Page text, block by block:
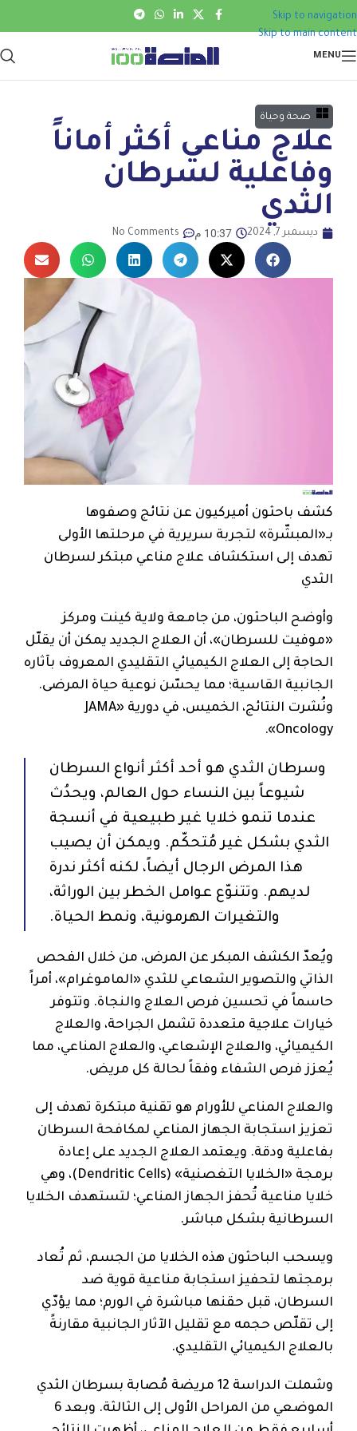
Skip to navigation
Skip to main content
MENU
صحة وحياة
علاج مناعي أكثر أماناً
وفاعلية لسرطان
الثدي
ديسمبر 7, 2024 10:37 م No Comments
كشف باحثون أميركيون عن نتائج وصفوها
بـ«المبشّرة» لتجربة سريرية في مرحلتها الأولى
تهدف إلى استكشاف علاج مناعي مبتكر لسرطان
الثدي
وأوضح الباحثون، من جامعة ولاية كينت ومركز
«موفيت للسرطان»، أن العلاج الجديد يمكن أن يقلّل
الحاجة إلى العلاج الكيميائي التقليدي المعروف بآثاره
الجانبية القاسية؛ مما يحسّن نوعية حياة المرضى.
ونُشرت النتائج، الخميس، في دورية «JAMA
Oncology».
وسرطان الثدي هو أحد أكثر أنواع السرطان
شيوعاً بين النساء حول العالم، ويحدُث
عندما تنمو خلايا غير طبيعية في أنسجة
الثدي بشكل غير مُتحكّم. ويمكن أن يصيب
هذا المرض الرجال أيضاً، لكنه أكثر ندرة
لديهم. وتتنوّع عوامل الخطر بين الوراثة،
والتغيرات الهرمونية، ونمط الحياة.
ويُعدّ الكشف المبكر عن المرض، من خلال الفحص
الذاتي والتصوير الشعاعي للثدي «الماموغرام»، أمراً
حاسماً في تحسين فرص العلاج والنجاة. وتتوفر
خيارات علاجية متعددة تشمل الجراحة، والعلاج
الكيميائي، والعلاج الإشعاعي، والعلاج المناعي، مما
يُعزز فرص الشفاء وفقاً لحالة كل مريض.
والعلاج المناعي للأورام هو تقنية مبتكرة تهدف إلى
تعزيز استجابة الجهاز المناعي لمكافحة السرطان
بفاعلية ودقة. ويعتمد العلاج الجديد على إعادة
برمجة «الخلايا التغصنية» (Dendritic Cells)، وهي
خلايا مناعية تُحفز الجهاز المناعي؛ لتستهدف الخلايا
السرطانية بشكل مباشر.
ويسحب الباحثون هذه الخلايا من الجسم، ثم تُعاد
برمجتها لتحفيز استجابة مناعية قوية ضد
السرطان، قبل حقنها مباشرة في الورم؛ مما يؤدّي
إلى تقلّص حجمه مع تقليل الآثار الجانبية مقارنةً
بالعلاج الكيميائي التقليدي.
وشملت الدراسة 12 مريضة مُصابة بسرطان الثدي
الموضعي من المراحل الأولى إلى الثالثة. وبعد 6